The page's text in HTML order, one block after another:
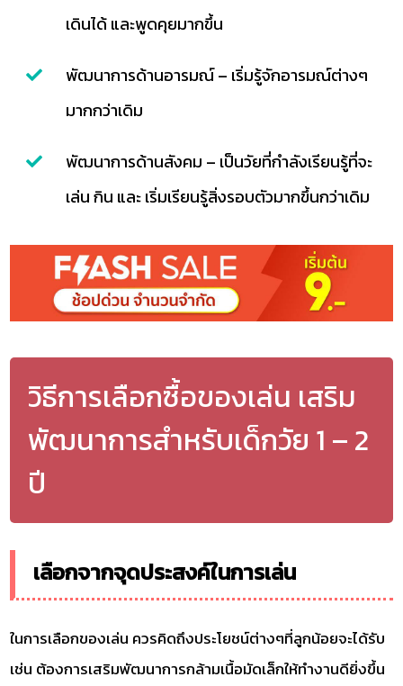
เดินได้ และพูดคุยมากขึ้น
พัฒนาการด้านอารมณ์ – เริ่มรู้จักอารมณ์ต่างๆ
มากกว่าเดิม
พัฒนาการด้านสังคม – เป็นวัยที่กำลังเรียนรู้ที่จะ
เล่น กิน และ เริ่มเรียนรู้สิ่งรอบตัวมากขึ้นกว่าเดิม
วิธีการเลือกซื้อของเล่น เสริม
พัฒนาการสำหรับเด็กวัย 1 – 2
ปี
เลือกจากจุดประสงค์ในการเล่น
ในการเลือกของเล่น ควรคิดถึงประโยชน์ต่างๆที่ลูกน้อยจะได้รับ
เช่น ต้องการเสริมพัฒนาการกล้ามเนื้อมัดเล็กให้ทำงานดียิ่งขึ้น